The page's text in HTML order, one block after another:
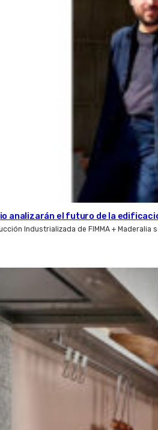
analizarán el futuro de la
Industrializada de FIMMA +